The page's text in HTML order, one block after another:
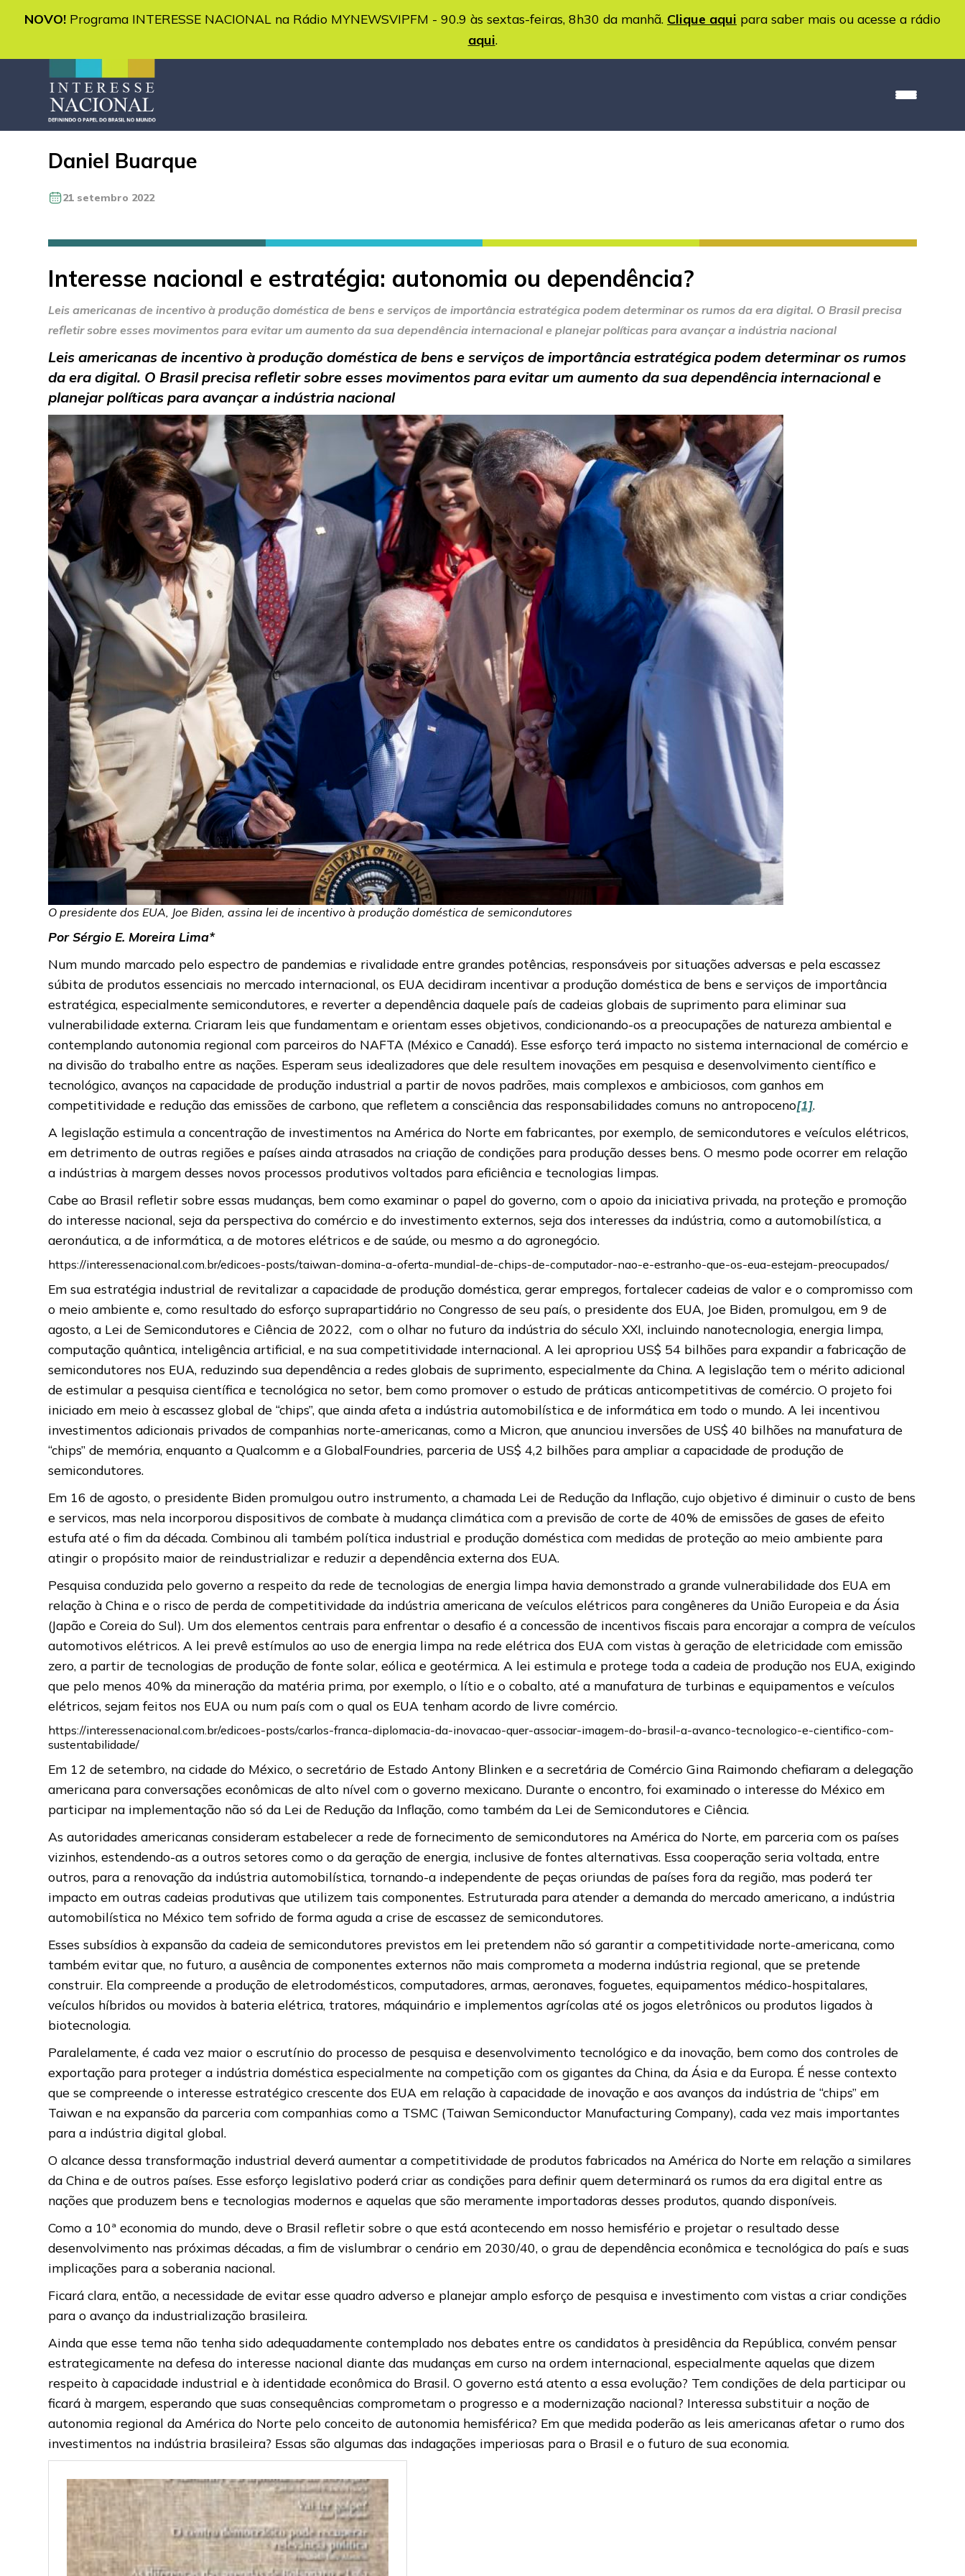
NOVO! Programa INTERESSE NACIONAL na Rádio MYNEWSVIPFM - 90.9 às sextas-feiras, 8h30 da manhã. Clique aqui para saber mais ou acesse a rádio
aqui.
Daniel Buarque
21 setembro 2022
Interesse nacional e estratégia: autonomia ou dependência?
Leis americanas de incentivo à produção doméstica de bens e serviços de importância estratégica podem determinar os rumos da era digital. O Brasil precisa
refletir sobre esses movimentos para evitar um aumento da sua dependência internacional e planejar políticas para avançar a indústria nacional
Leis americanas de incentivo à produção doméstica de bens e serviços de importância estratégica podem determinar os rumos
da era digital. O Brasil precisa refletir sobre esses movimentos para evitar um aumento da sua dependência internacional e
planejar políticas para avançar a indústria nacional
O presidente dos EUA, Joe Biden, assina lei de incentivo à produção doméstica de semicondutores
Por Sérgio E. Moreira Lima*
Num mundo marcado pelo espectro de pandemias e rivalidade entre grandes potências, responsáveis por situações adversas e pela escassez
súbita de produtos essenciais no mercado internacional, os EUA decidiram incentivar a produção doméstica de bens e serviços de importância
estratégica, especialmente semicondutores, e reverter a dependência daquele país de cadeias globais de suprimento para eliminar sua
vulnerabilidade externa. Criaram leis que fundamentam e orientam esses objetivos, condicionando-os a preocupações de natureza ambiental e
contemplando autonomia regional com parceiros do NAFTA (México e Canadá). Esse esforço terá impacto no sistema internacional de comércio e
na divisão do trabalho entre as nações. Esperam seus idealizadores que dele resultem inovações em pesquisa e desenvolvimento científico e
tecnológico, avanços na capacidade de produção industrial a partir de novos padrões, mais complexos e ambiciosos, com ganhos em
competitividade e redução das emissões de carbono, que refletem a consciência das responsabilidades comuns no antropoceno[1].
A legislação estimula a concentração de investimentos na América do Norte em fabricantes, por exemplo, de semicondutores e veículos elétricos,
em detrimento de outras regiões e países ainda atrasados na criação de condições para produção desses bens. O mesmo pode ocorrer em relação
a indústrias à margem desses novos processos produtivos voltados para eficiência e tecnologias limpas.
Cabe ao Brasil refletir sobre essas mudanças, bem como examinar o papel do governo, com o apoio da iniciativa privada, na proteção e promoção
do interesse nacional, seja da perspectiva do comércio e do investimento externos, seja dos interesses da indústria, como a automobilística, a
aeronáutica, a de informática, a de motores elétricos e de saúde, ou mesmo a do agronegócio.
https://interessenacional.com.br/edicoes-posts/taiwan-domina-a-oferta-mundial-de-chips-de-computador-nao-e-estranho-que-os-eua-estejam-preocupados/
Em sua estratégia industrial de revitalizar a capacidade de produção doméstica, gerar empregos, fortalecer cadeias de valor e o compromisso com
o meio ambiente e, como resultado do esforço suprapartidário no Congresso de seu país, o presidente dos EUA, Joe Biden, promulgou, em 9 de
agosto, a Lei de Semicondutores e Ciência de 2022, com o olhar no futuro da indústria do século XXI, incluindo nanotecnologia, energia limpa,
computação quântica, inteligência artificial, e na sua competitividade internacional. A lei apropriou US$ 54 bilhões para expandir a fabricação de
semicondutores nos EUA, reduzindo sua dependência a redes globais de suprimento, especialmente da China. A legislação tem o mérito adicional
de estimular a pesquisa científica e tecnológica no setor, bem como promover o estudo de práticas anticompetitivas de comércio. O projeto foi
iniciado em meio à escassez global de “chips”, que ainda afeta a indústria automobilística e de informática em todo o mundo. A lei incentivou
investimentos adicionais privados de companhias norte-americanas, como a Micron, que anunciou inversões de US$ 40 bilhões na manufatura de
“chips” de memória, enquanto a Qualcomm e a GlobalFoundries, parceria de US$ 4,2 bilhões para ampliar a capacidade de produção de
semicondutores.
Em 16 de agosto, o presidente Biden promulgou outro instrumento, a chamada Lei de Redução da Inflação, cujo objetivo é diminuir o custo de bens
e servicos, mas nela incorporou dispositivos de combate à mudança climática com a previsão de corte de 40% de emissões de gases de efeito
estufa até o fim da década. Combinou ali também política industrial e produção doméstica com medidas de proteção ao meio ambiente para
atingir o propósito maior de reindustrializar e reduzir a dependência externa dos EUA.
Pesquisa conduzida pelo governo a respeito da rede de tecnologias de energia limpa havia demonstrado a grande vulnerabilidade dos EUA em
relação à China e o risco de perda de competitividade da indústria americana de veículos elétricos para congêneres da União Europeia e da Ásia
(Japão e Coreia do Sul). Um dos elementos centrais para enfrentar o desafio é a concessão de incentivos fiscais para encorajar a compra de veículos
automotivos elétricos. A lei prevê estímulos ao uso de energia limpa na rede elétrica dos EUA com vistas à geração de eletricidade com emissão
zero, a partir de tecnologias de produção de fonte solar, eólica e geotérmica. A lei estimula e protege toda a cadeia de produção nos EUA, exigindo
que pelo menos 40% da mineração da matéria prima, por exemplo, o lítio e o cobalto, até a manufatura de turbinas e equipamentos e veículos
elétricos, sejam feitos nos EUA ou num país com o qual os EUA tenham acordo de livre comércio.
https://interessenacional.com.br/edicoes-posts/carlos-franca-diplomacia-da-inovacao-quer-associar-imagem-do-brasil-a-avanco-tecnologico-e-cientifico-com-
sustentabilidade/
Em 12 de setembro, na cidade do México, o secretário de Estado Antony Blinken e a secretária de Comércio Gina Raimondo chefiaram a delegação
americana para conversações econômicas de alto nível com o governo mexicano. Durante o encontro, foi examinado o interesse do México em
participar na implementação não só da Lei de Redução da Inflação, como também da Lei de Semicondutores e Ciência.
As autoridades americanas consideram estabelecer a rede de fornecimento de semicondutores na América do Norte, em parceria com os países
vizinhos, estendendo-as a outros setores como o da geração de energia, inclusive de fontes alternativas. Essa cooperação seria voltada, entre
outros, para a renovação da indústria automobilística, tornando-a independente de peças oriundas de países fora da região, mas poderá ter
impacto em outras cadeias produtivas que utilizem tais componentes. Estruturada para atender a demanda do mercado americano, a indústria
automobilística no México tem sofrido de forma aguda a crise de escassez de semicondutores.
Esses subsídios à expansão da cadeia de semicondutores previstos em lei pretendem não só garantir a competitividade norte-americana, como
também evitar que, no futuro, a ausência de componentes externos não mais comprometa a moderna indústria regional, que se pretende
construir. Ela compreende a produção de eletrodomésticos, computadores, armas, aeronaves, foguetes, equipamentos médico-hospitalares,
veículos híbridos ou movidos à bateria elétrica, tratores, máquinário e implementos agrícolas até os jogos eletrônicos ou produtos ligados à
biotecnologia.
Paralelamente, é cada vez maior o escrutínio do processo de pesquisa e desenvolvimento tecnológico e da inovação, bem como dos controles de
exportação para proteger a indústria doméstica especialmente na competição com os gigantes da China, da Ásia e da Europa. É nesse contexto
que se compreende o interesse estratégico crescente dos EUA em relação à capacidade de inovação e aos avanços da indústria de “chips” em
Taiwan e na expansão da parceria com companhias como a TSMC (Taiwan Semiconductor Manufacturing Company), cada vez mais importantes
para a indústria digital global.
O alcance dessa transformação industrial deverá aumentar a competitividade de produtos fabricados na América do Norte em relação a similares
da China e de outros países. Esse esforço legislativo poderá criar as condições para definir quem determinará os rumos da era digital entre as
nações que produzem bens e tecnologias modernos e aquelas que são meramente importadoras desses produtos, quando disponíveis.
Como a 10ª economia do mundo, deve o Brasil refletir sobre o que está acontecendo em nosso hemisfério e projetar o resultado desse
desenvolvimento nas próximas décadas, a fim de vislumbrar o cenário em 2030/40, o grau de dependência econômica e tecnológica do país e suas
implicações para a soberania nacional.
Ficará clara, então, a necessidade de evitar esse quadro adverso e planejar amplo esforço de pesquisa e investimento com vistas a criar condições
para o avanço da industrialização brasileira.
Ainda que esse tema não tenha sido adequadamente contemplado nos debates entre os candidatos à presidência da República, convém pensar
estrategicamente na defesa do interesse nacional diante das mudanças em curso na ordem internacional, especialmente aquelas que dizem
respeito à capacidade industrial e à identidade econômica do Brasil. O governo está atento a essa evolução? Tem condições de dela participar ou
ficará à margem, esperando que suas consequências comprometam o progresso e a modernização nacional? Interessa substituir a noção de
autonomia regional da América do Norte pelo conceito de autonomia hemisférica? Em que medida poderão as leis americanas afetar o rumo dos
investimentos na indústria brasileira? Essas são algumas das indagações imperiosas para o Brasil e o futuro de sua economia.